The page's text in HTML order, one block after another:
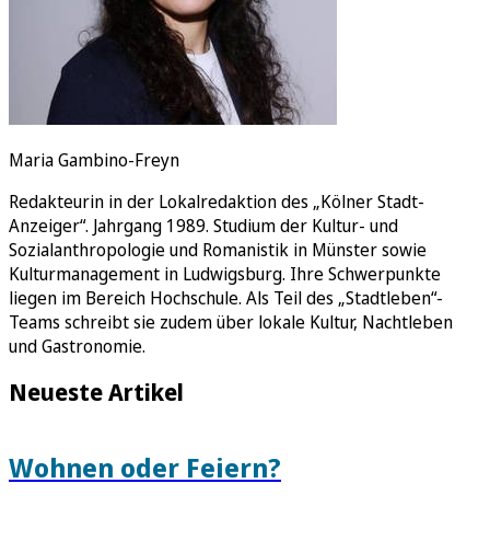
Maria Gambino-Freyn
Redakteurin in der Lokalredaktion des „Kölner Stadt-
Anzeiger“. Jahrgang 1989. Studium der Kultur- und
Sozialanthropologie und Romanistik in Münster sowie
Kulturmanagement in Ludwigsburg. Ihre Schwerpunkte
liegen im Bereich Hochschule. Als Teil des „Stadtleben“-
Teams schreibt sie zudem über lokale Kultur, Nachtleben
und Gastronomie.
Neueste Artikel
Wohnen oder Feiern?